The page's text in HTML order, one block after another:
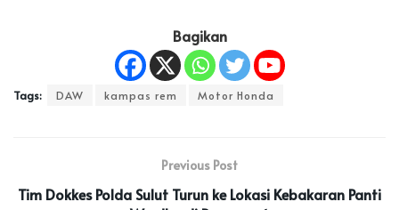
Bagikan
Tags: DAW kampas rem Motor Honda
Previous Post
Tim Dokkes Polda Sulut Turun ke Lokasi Kebakaran Panti